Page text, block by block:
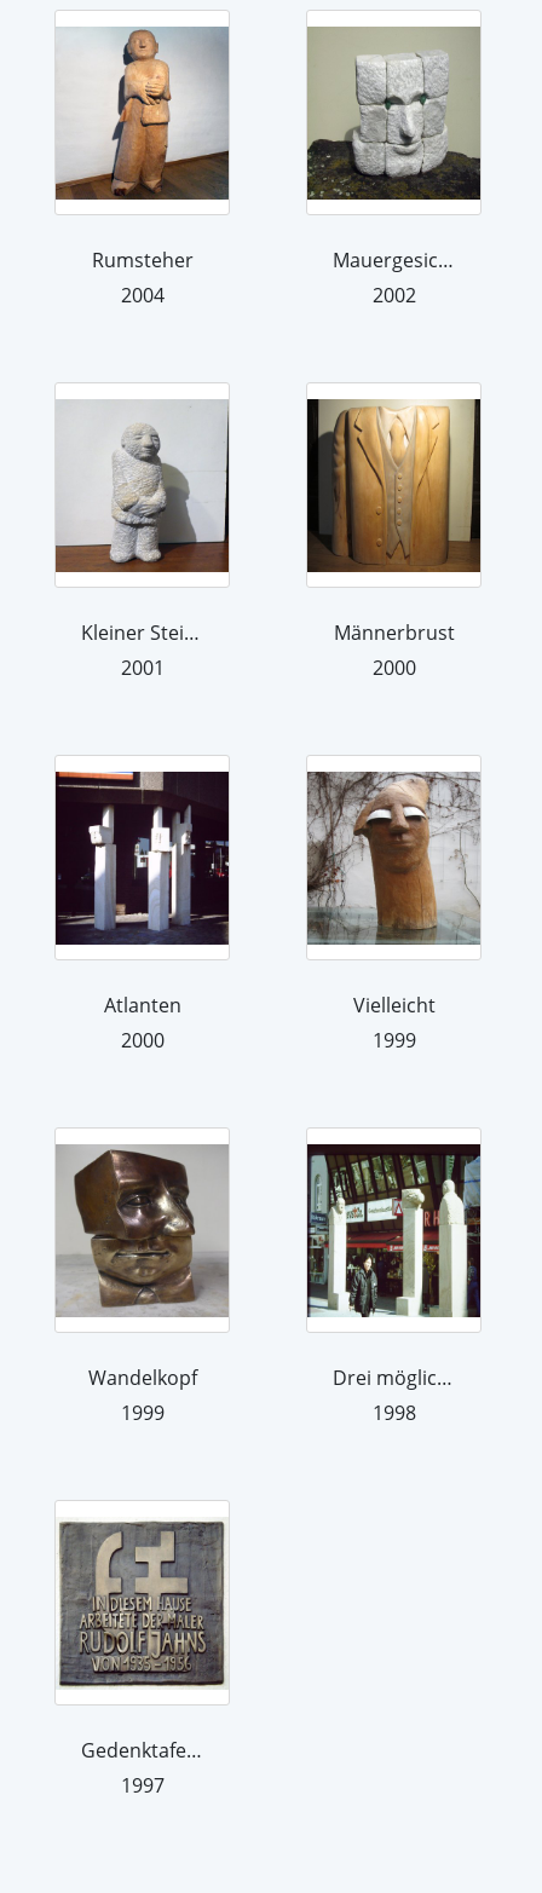
Rumsteher
2004
Mauergesicht
2002
Kleiner Steinmann
2001
Männerbrust
2000
Atlanten
2000
Vielleicht
1999
Wandelkopf
1999
Drei mögliche Denkmäler
1998
Gedenktafel Rudolf Jahns
1997